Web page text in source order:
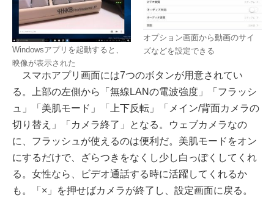
Windowsアプリを起動すると、
映像が表示された
オプション画面から動画のサイ
ズなどを設定できる
スマホアプリ画面には7つのボタンが用意されてい
る。上部の左側から「無線LANの電波強度」「フラッシ
ュ」「美肌モード」「上下反転」「メイン/背面カメラの
切り替え」「カメラ終了」となる。ウェブカメラなの
に、フラッシュが使えるのは便利だ。美肌モードをオン
にするだけで、ざらつきをなくし少し白っぽくしてくれ
る。女性なら、ビデオ通話する時に活躍してくれるか
も。「×」を押せばカメラが終了し、設定画面に戻る。